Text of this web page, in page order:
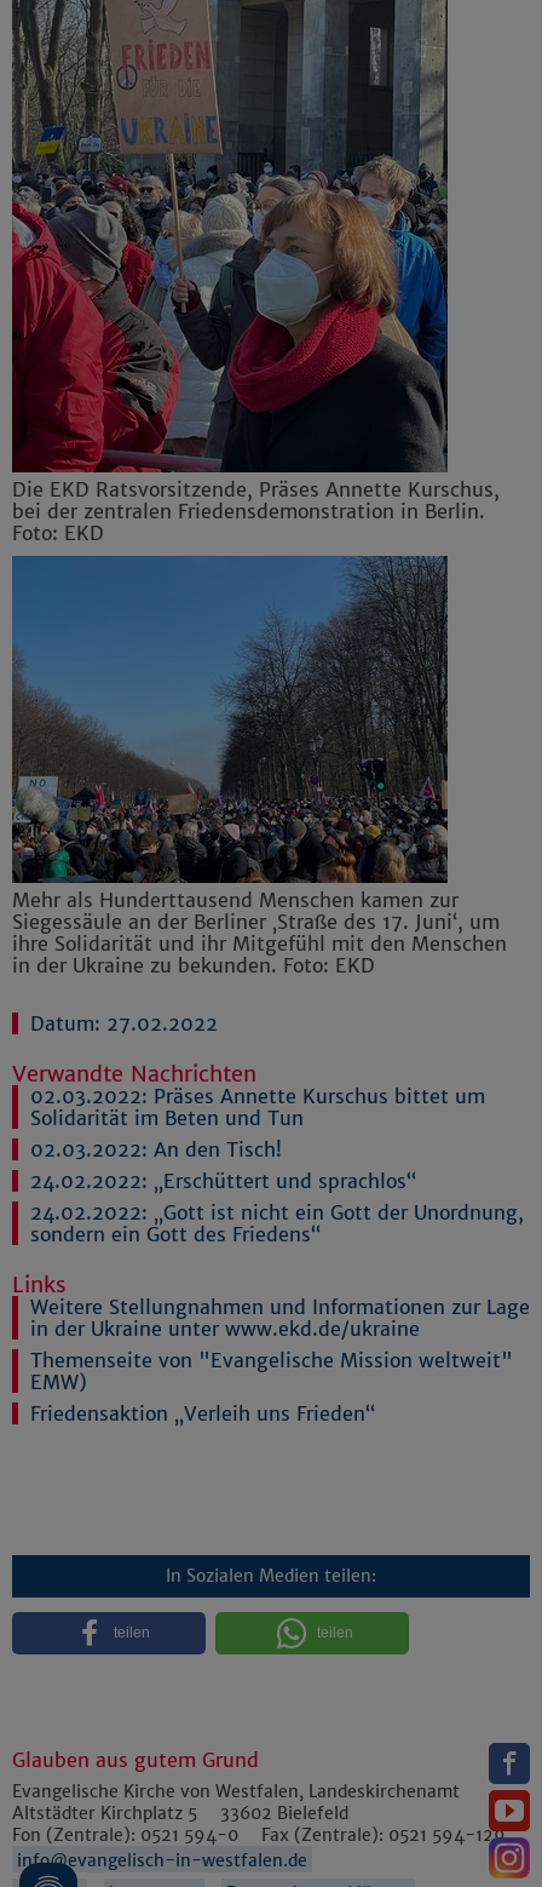
Die EKD Ratsvorsitzende, Präses Annette Kurschus,
bei der zentralen Friedensdemonstration in Berlin.
Foto: EKD
Mehr als Hunderttausend Menschen kamen zur
Siegessäule an der Berliner ‚Straße des 17. Juni‘, um
ihre Solidarität und ihr Mitgefühl mit den Menschen
in der Ukraine zu bekunden. Foto: EKD
Datum: 27.02.2022
Verwandte Nachrichten
02.03.2022: Präses Annette Kurschus bittet um
Solidarität im Beten und Tun
02.03.2022: An den Tisch!
24.02.2022: „Erschüttert und sprachlos“
24.02.2022: „Gott ist nicht ein Gott der Unordnung,
sondern ein Gott des Friedens“
Links
Weitere Stellungnahmen und Informationen zur Lage
in der Ukraine unter www.ekd.de/ukraine
Themenseite von "Evangelische Mission weltweit"
EMW)
Friedensaktion „Verleih uns Frieden“
In Sozialen Medien teilen:
teilen teilen
Glauben aus gutem Grund
Evangelische Kirche von Westfalen, Landeskirchenamt
Altstädter Kirchplatz 5
33602 Bielefeld
Fon (Zentrale): 0521 594-0 Fax (Zentrale): 0521 594-129
info@evangelisch-in-westfalen.de